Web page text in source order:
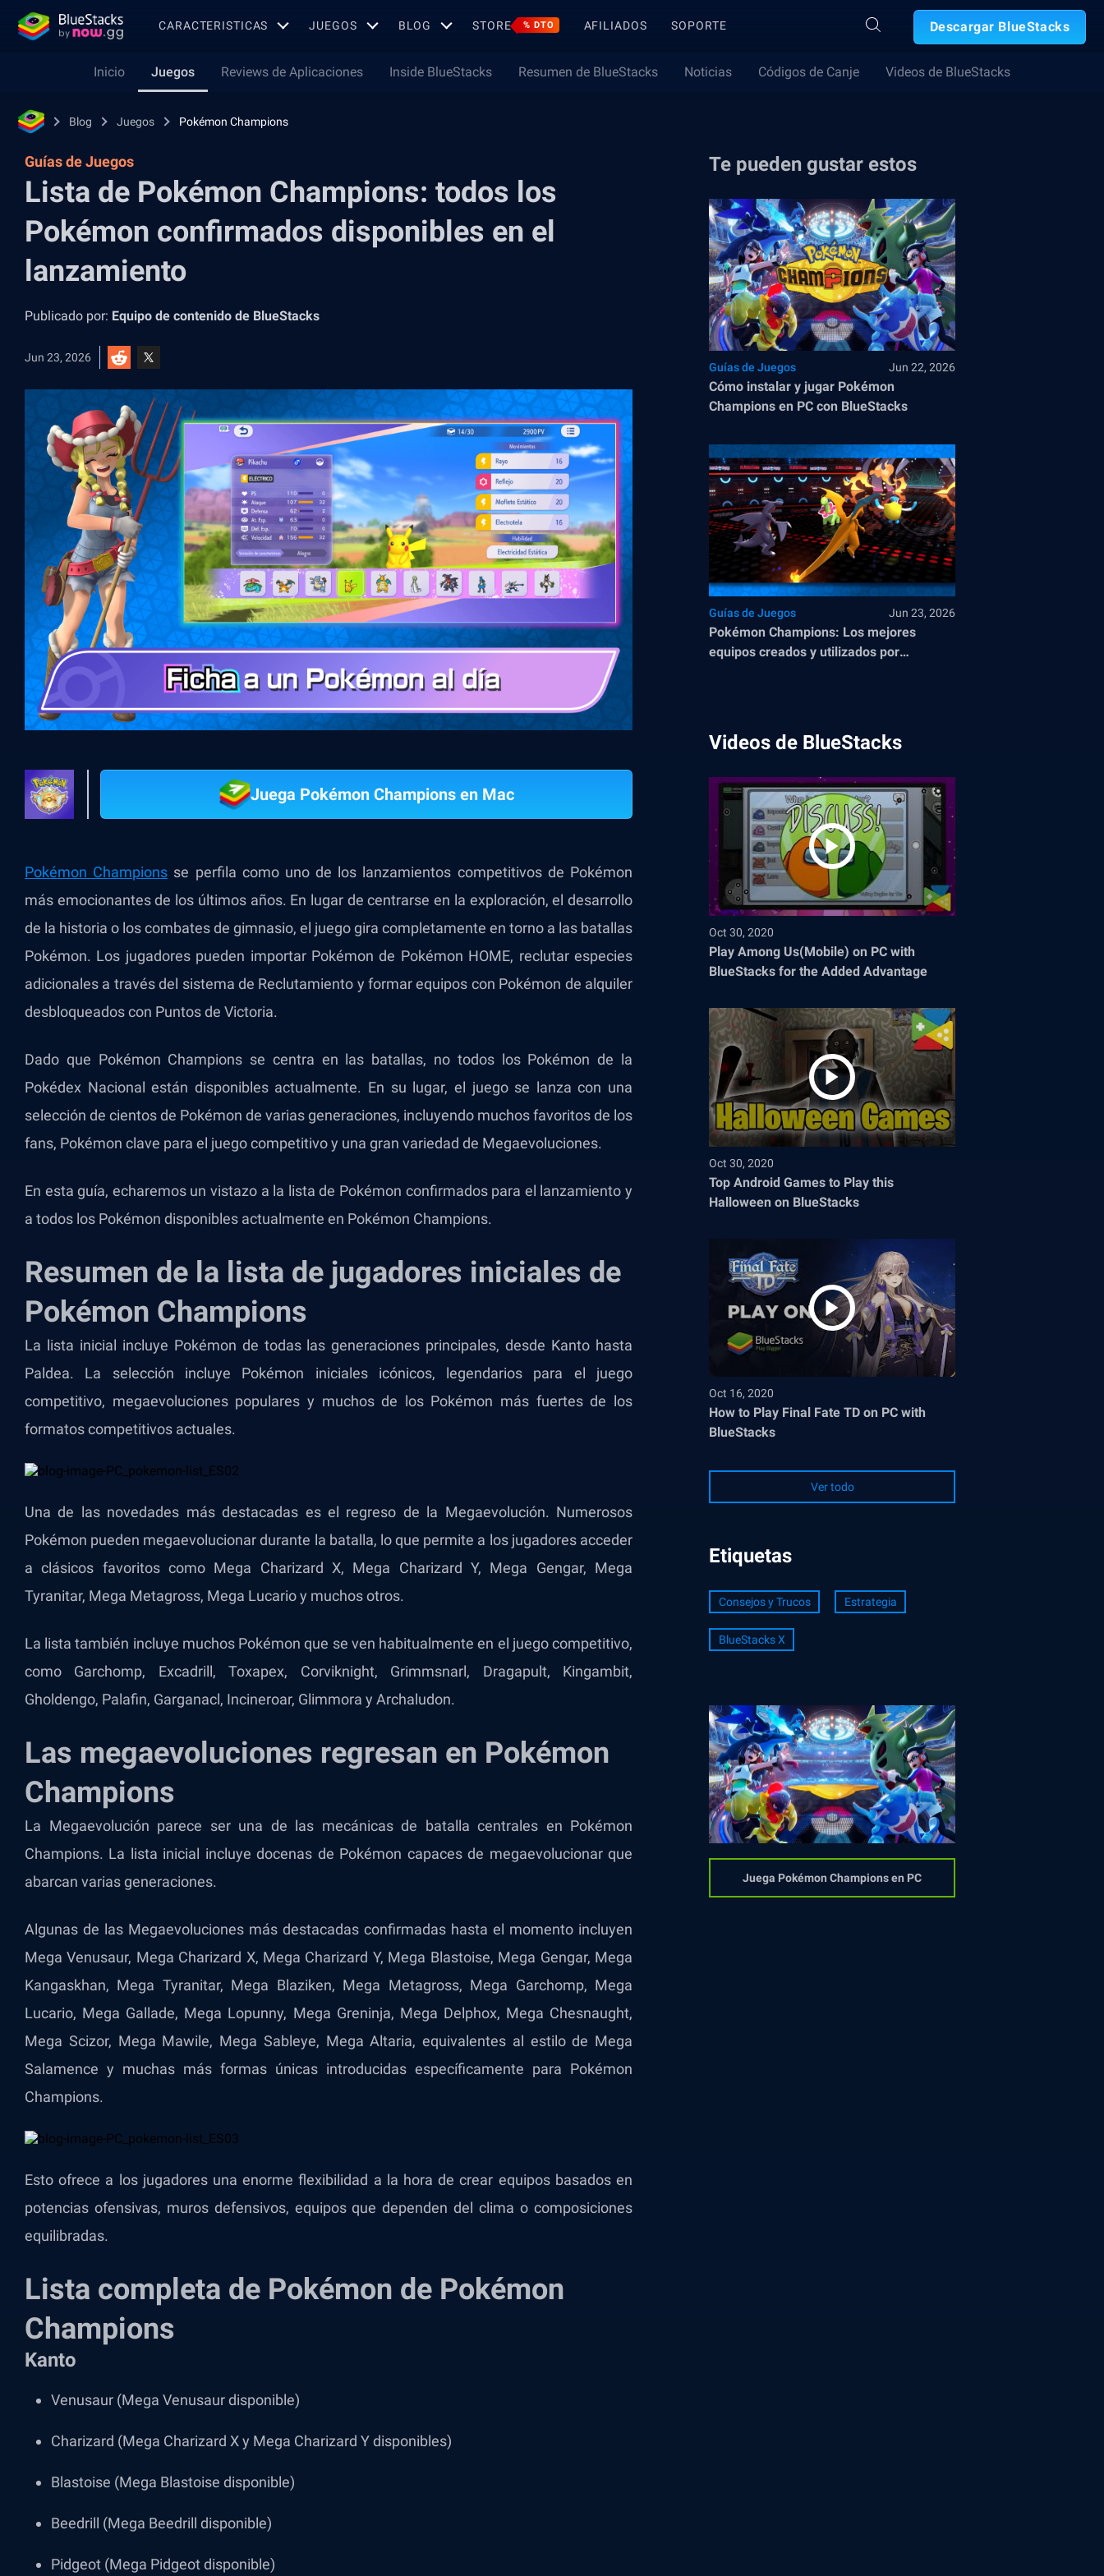
CARACTERISTICAS JUEGOS BLOG STORE % DTO AFILIADOS SOPORTE Descargar BlueStacks
Inicio Juegos Reviews de Aplicaciones Inside BlueStacks Resumen de BlueStacks Noticias Códigos de Canje Videos de BlueStacks
Blog Juegos Pokémon Champions
Guías de Juegos
Lista de Pokémon Champions: todos los
Pokémon confirmados disponibles en el
lanzamiento
Publicado por: Equipo de contenido de BlueStacks
Jun 23, 2026
Juega Pokémon Champions en Mac
Pokémon Champions se perfila como uno de los lanzamientos competitivos de Pokémon
más emocionantes de los últimos años. En lugar de centrarse en la exploración, el desarrollo
de la historia o los combates de gimnasio, el juego gira completamente en torno a las batallas
Pokémon. Los jugadores pueden importar Pokémon de Pokémon HOME, reclutar especies
adicionales a través del sistema de Reclutamiento y formar equipos con Pokémon de alquiler
desbloqueados con Puntos de Victoria.
Dado que Pokémon Champions se centra en las batallas, no todos los Pokémon de la
Pokédex Nacional están disponibles actualmente. En su lugar, el juego se lanza con una
selección de cientos de Pokémon de varias generaciones, incluyendo muchos favoritos de los
fans, Pokémon clave para el juego competitivo y una gran variedad de Megaevoluciones.
En esta guía, echaremos un vistazo a la lista de Pokémon confirmados para el lanzamiento y
a todos los Pokémon disponibles actualmente en Pokémon Champions.
Resumen de la lista de jugadores iniciales de
Pokémon Champions
La lista inicial incluye Pokémon de todas las generaciones principales, desde Kanto hasta
Paldea. La selección incluye Pokémon iniciales icónicos, legendarios para el juego
competitivo, megaevoluciones populares y muchos de los Pokémon más fuertes de los
formatos competitivos actuales.
Una de las novedades más destacadas es el regreso de la Megaevolución. Numerosos
Pokémon pueden megaevolucionar durante la batalla, lo que permite a los jugadores acceder
a clásicos favoritos como Mega Charizard X, Mega Charizard Y, Mega Gengar, Mega
Tyranitar, Mega Metagross, Mega Lucario y muchos otros.
La lista también incluye muchos Pokémon que se ven habitualmente en el juego competitivo,
como Garchomp, Excadrill, Toxapex, Corviknight, Grimmsnarl, Dragapult, Kingambit,
Gholdengo, Palafin, Garganacl, Incineroar, Glimmora y Archaludon.
Las megaevoluciones regresan en Pokémon
Champions
La Megaevolución parece ser una de las mecánicas de batalla centrales en Pokémon
Champions. La lista inicial incluye docenas de Pokémon capaces de megaevolucionar que
abarcan varias generaciones.
Algunas de las Megaevoluciones más destacadas confirmadas hasta el momento incluyen
Mega Venusaur, Mega Charizard X, Mega Charizard Y, Mega Blastoise, Mega Gengar, Mega
Kangaskhan, Mega Tyranitar, Mega Blaziken, Mega Metagross, Mega Garchomp, Mega
Lucario, Mega Gallade, Mega Lopunny, Mega Greninja, Mega Delphox, Mega Chesnaught,
Mega Scizor, Mega Mawile, Mega Sableye, Mega Altaria, equivalentes al estilo de Mega
Salamence y muchas más formas únicas introducidas específicamente para Pokémon
Champions.
Esto ofrece a los jugadores una enorme flexibilidad a la hora de crear equipos basados ​​en
potencias ofensivas, muros defensivos, equipos que dependen del clima o composiciones
equilibradas.
Lista completa de Pokémon de Pokémon
Champions
Kanto
Venusaur (Mega Venusaur disponible)
Charizard (Mega Charizard X y Mega Charizard Y disponibles)
Blastoise (Mega Blastoise disponible)
Beedrill (Mega Beedrill disponible)
Pidgeot (Mega Pidgeot disponible)
Te pueden gustar estos
Guías de Juegos Jun 22, 2026
Cómo instalar y jugar Pokémon
Champions en PC con BlueStacks
Guías de Juegos Jun 23, 2026
Pokémon Champions: Los mejores
equipos creados y utilizados por
Videos de BlueStacks
Oct 30, 2020
Play Among Us(Mobile) on PC with
BlueStacks for the Added Advantage
Oct 30, 2020
Top Android Games to Play this
Halloween on BlueStacks
Oct 16, 2020
How to Play Final Fate TD on PC with
BlueStacks
Ver todo
Etiquetas
Consejos y Trucos Estrategia
BlueStacks X
Juega Pokémon Champions en PC